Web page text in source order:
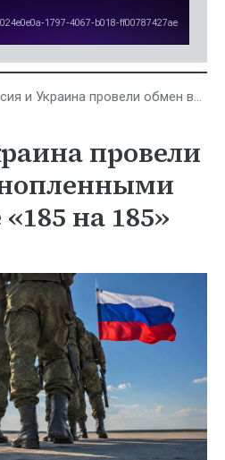
Украина провели обмен военнопленными по формуле «185 на 185»
провели
на 185»